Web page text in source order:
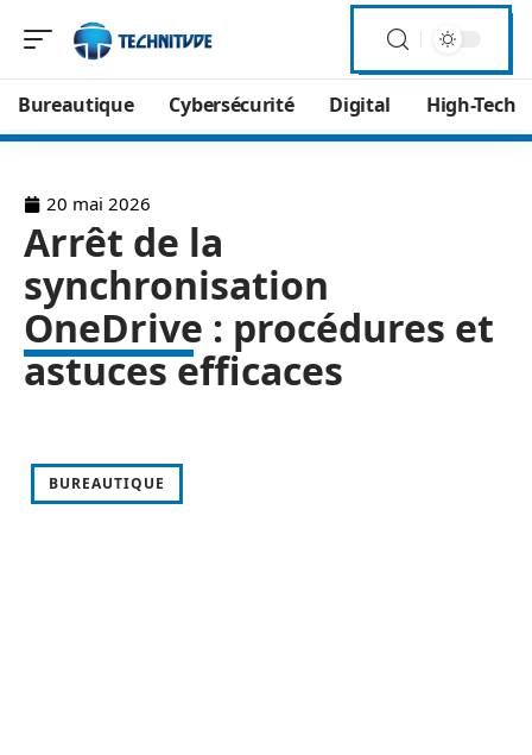
Bureautique Cybersécurité Digital High-Tech
20 mai 2026
Arrêt de la
synchronisation
OneDrive : procédures et
astuces efficaces
BUREAUTIQUE